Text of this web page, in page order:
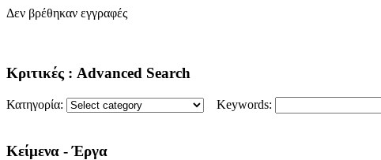
Δεν βρέθηκαν εγγραφές
Κριτικές : Advanced Search
Κατηγορία: Keywords:
Κείμενα - Έργα